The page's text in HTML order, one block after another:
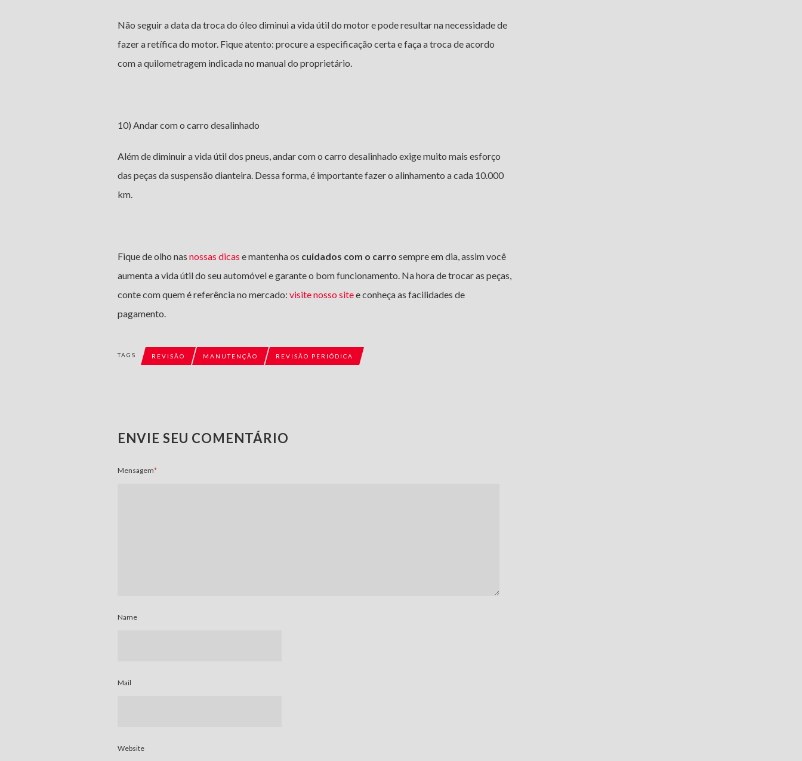
Não seguir a data da troca do óleo diminui a vida útil do motor e pode resultar na necessidade de
fazer a retífica do motor. Fique atento: procure a especificação certa e faça a troca de acordo
com a quilometragem indicada no manual do proprietário.
10) Andar com o carro desalinhado
Além de diminuir a vida útil dos pneus, andar com o carro desalinhado exige muito mais esforço
das peças da suspensão dianteira. Dessa forma, é importante fazer o alinhamento a cada 10.000
km.
Fique de olho nas nossas dicas e mantenha os cuidados com o carro sempre em dia, assim você
aumenta a vida útil do seu automóvel e garante o bom funcionamento. Na hora de trocar as peças,
conte com quem é referência no mercado: visite nosso sitee conheça as facilidades de
pagamento.
TAGS REVISÃO MANUTENÇÃO REVISÃO PERIÓDICA
ENVIE SEU COMENTÁRIO
Mensagem*
Name
Mail
Website